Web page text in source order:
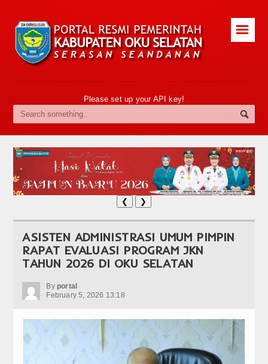
☰
Please set up your API key!
❮ ❯
ASISTEN ADMINISTRASI UMUM PIMPIN
RAPAT EVALUASI PROGRAM JKN
TAHUN 2026 DI OKU SELATAN
By portal
February 5, 2026 13:18